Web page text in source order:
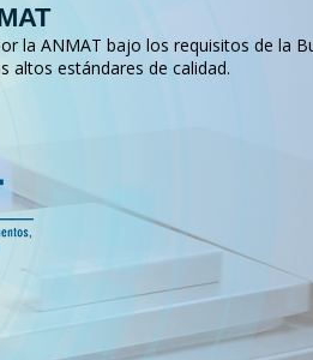
la ANMAT bajo los requisitos de la
altos estándares de calidad.